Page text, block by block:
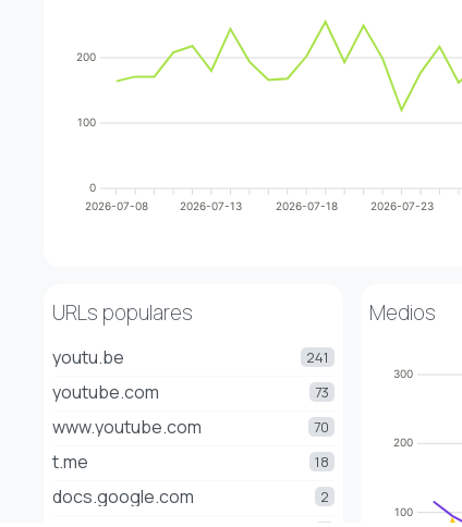
0
100
200
2026-07-08 2026-07-13 2026-07-18 2026-07-23
URLs populares
youtu.be 241
youtube.com 73
www.youtube.com 70
t.me 18
docs.google.com 2
Medios
100
200
300